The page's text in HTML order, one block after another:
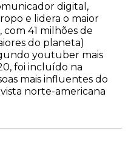
digital,
e lidera o maior
41 milhões de
do planeta)
youtuber mais
foi incluído na
mais influentes do
norte-americana